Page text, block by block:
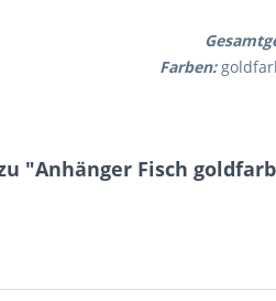
Farben:
"Anhänger Fisch